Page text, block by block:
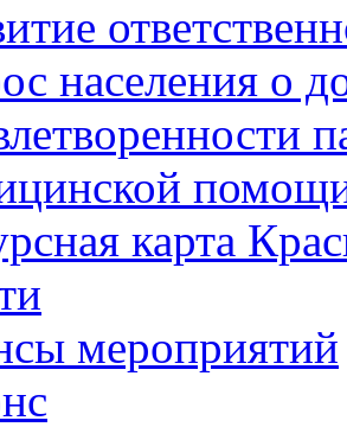
населения о
карта
мероприятий